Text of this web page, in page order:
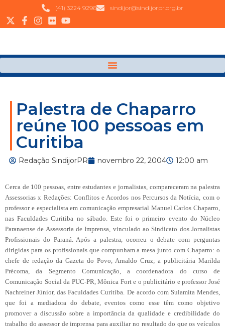
(41) 3224 9296 sindijor@sindijorpr.org.br
Palestra de Chaparro
reúne 100 pessoas em
Curitiba
Redação SindijorPR novembro 22, 2004 12:00 am
Cerca de 100 pessoas, entre estudantes e jornalistas, compareceram na palestra
Assessorias x Redações: Conflitos e Acordos nos Percursos da Notícia, com o
professor e especialista em comunicação empresarial Manuel Carlos Chaparro,
nas Faculdades Curitiba no sábado. Este foi o primeiro evento do Núcleo
Paranaense de Assessoria de Imprensa, vinculado ao Sindicato dos Jornalistas
Profissionais do Paraná. Após a palestra, ocorreu o debate com perguntas
dirigidas para os profissionais que compunham a mesa junto com Chaparro: o
chefe de redação da Gazeta do Povo, Arnaldo Cruz; a publicitária Marilda
Précoma, da Segmento Comunicação, a coordenadora do curso de
Comunicação Social da PUC-PR, Mônica Fort e o publicitário e professor José
Nachreiner Júnior, das Faculdades Curitiba. De acordo com Sulamita Mendes,
que foi a mediadora do debate, eventos como esse têm como objetivo
promover a discussão sobre a importância da qualidade e credibilidade do
trabalho do assessor de imprensa para auxiliar no resultado do que os veículos